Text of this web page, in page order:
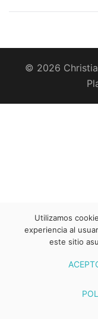
© 2026
Utilizamos
experiencia al
este sitio